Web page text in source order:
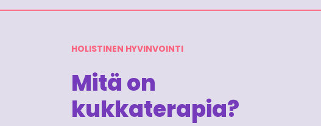
HOLISTINEN HYVINVOINTI
Mitä on
kukkaterapia?